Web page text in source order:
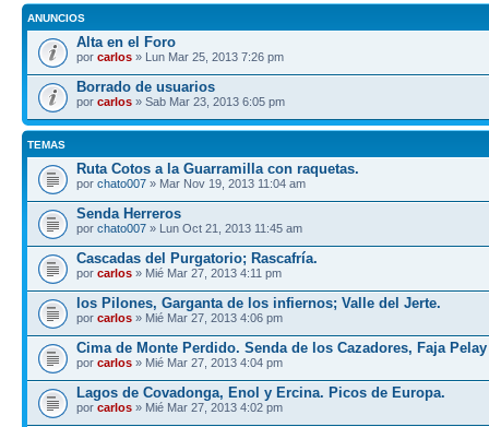
ANUNCIOS
Alta en el Foro
por carlos » Lun Mar 25, 2013 7:26 pm
Borrado de usuarios
por carlos » Sab Mar 23, 2013 6:05 pm
TEMAS
Ruta Cotos a la Guarramilla con raquetas.
por chato007 » Mar Nov 19, 2013 11:04 am
Senda Herreros
por chato007 » Lun Oct 21, 2013 11:45 am
Cascadas del Purgatorio; Rascafría.
por carlos » Mié Mar 27, 2013 4:11 pm
los Pilones, Garganta de los infiernos; Valle del Jerte.
por carlos » Mié Mar 27, 2013 4:06 pm
Cima de Monte Perdido. Senda de los Cazadores, Faja Pelay
por carlos » Mié Mar 27, 2013 4:04 pm
Lagos de Covadonga, Enol y Ercina. Picos de Europa.
por carlos » Mié Mar 27, 2013 4:02 pm